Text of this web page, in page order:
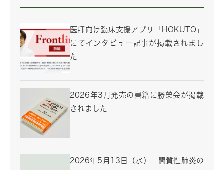
医師向け臨床支援アプリ「HOKUTO」
にてインタビュー記事が掲載されまし
た
2026年3月発売の書籍に勝榮会が掲載
されました
2026年5月13日（水） 間質性肺炎の